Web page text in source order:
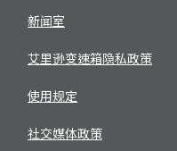
(WBT) 模块包括熟悉产品
Series™、3000 Series™
《工作原理》
《修理技巧》
《维修手册》
《故障排除手册》
零件目录
新闻室
艾里逊变速箱隐私政策
使用规定
社交媒体政策